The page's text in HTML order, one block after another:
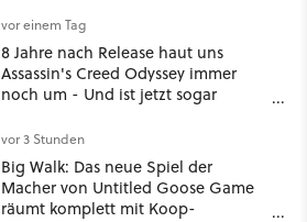
vor einem Tag
8 Jahre nach Release haut uns
Assassin's Creed Odyssey immer
noch um - Und ist jetzt sogar
vor 3 Stunden
Big Walk: Das neue Spiel der
Macher von Untitled Goose Game
räumt komplett mit Koop-